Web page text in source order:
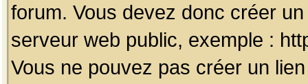
forum. Vous devez donc créer
serveur web public, exemple :
Vous ne pouvez pas créer un